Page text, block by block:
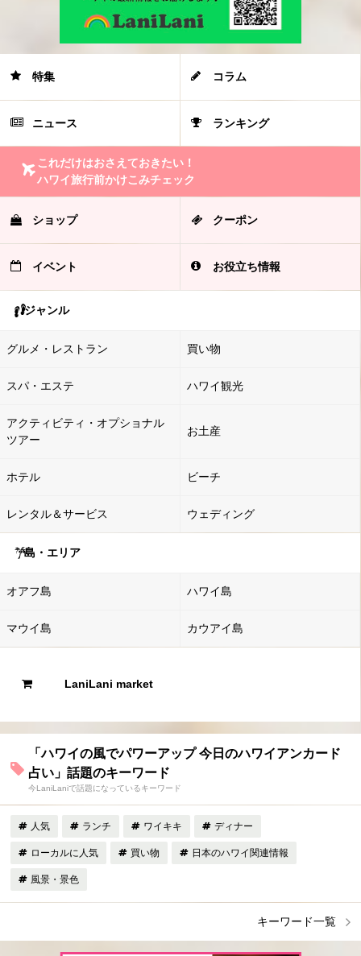
特集 コラム
ニュース ランキング
これだけはおさえておきたい！
ハワイ旅行前かけこみチェック
ショップ クーポン
イベント お役立ち情報
ジャンル
グルメ・レストラン 買い物
スパ・エステ ハワイ観光
アクティビティ・オプショナル
ツアー
お土産
ホテル ビーチ
レンタル＆サービス ウェディング
島・エリア
オアフ島 ハワイ島
マウイ島 カウアイ島
LaniLani market
「ハワイの風でパワーアップ 今日のハワイアンカード
占い」話題のキーワード
今LaniLaniで話題になっているキーワード
人気 ランチ ワイキキ ディナー
ローカルに人気 買い物 日本のハワイ関連情報
風景・景色
キーワード一覧